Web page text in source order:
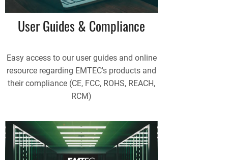
User Guides & Compliance
Easy access to our user guides and online
resource regarding EMTEC's products and
their compliance (CE, FCC, ROHS, REACH,
RCM)